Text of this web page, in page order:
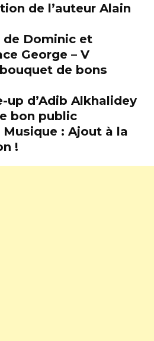
de l’auteur Alain
de Dominic et
George – V
de bons
up d’Adib Alkhalidey
bon public
: Ajout à la
!